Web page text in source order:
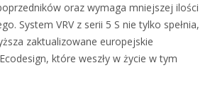
oraz wymaga mniejszej ilości
System VRV z serii 5 S nie tylko spełnia,
zaktualizowane europejskie
które weszły w życie w tym